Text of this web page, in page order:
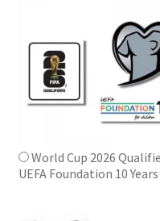
World Cup 2026
UEFA Foundation 10